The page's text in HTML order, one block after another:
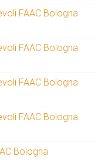
FAAC Bologna
FAAC Bologna
FAAC Bologna
FAAC Bologna
Bologna